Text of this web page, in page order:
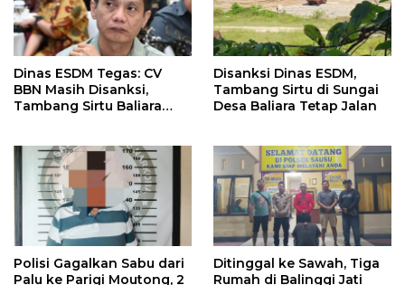
Dinas ESDM Tegas: CV
BBN Masih Disanksi,
Tambang Sirtu Baliara
Disanksi Dinas ESDM,
Tambang Sirtu di Sungai
Desa Baliara Tetap Jalan
Polisi Gagalkan Sabu dari
Palu ke Parigi Moutong, 2
Ditinggal ke Sawah, Tiga
Rumah di Balinggi Jati